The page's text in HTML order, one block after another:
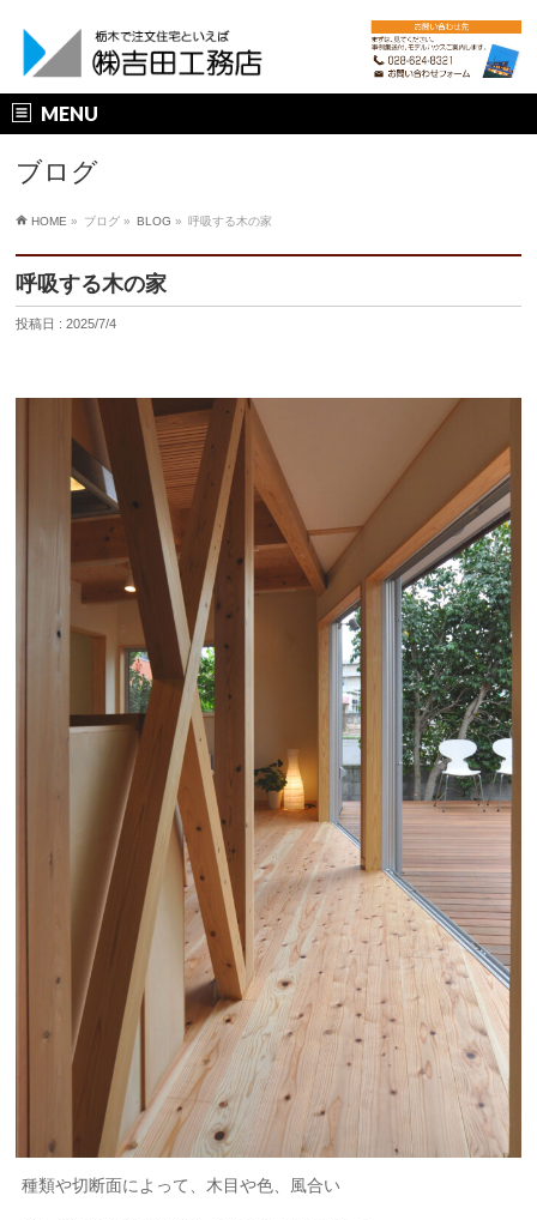
MENU
ブログ
HOME » ブログ » BLOG » 呼吸する木の家
呼吸する木の家
投稿日 : 2025/7/4
種類や切断面によって、木目や色、風合い